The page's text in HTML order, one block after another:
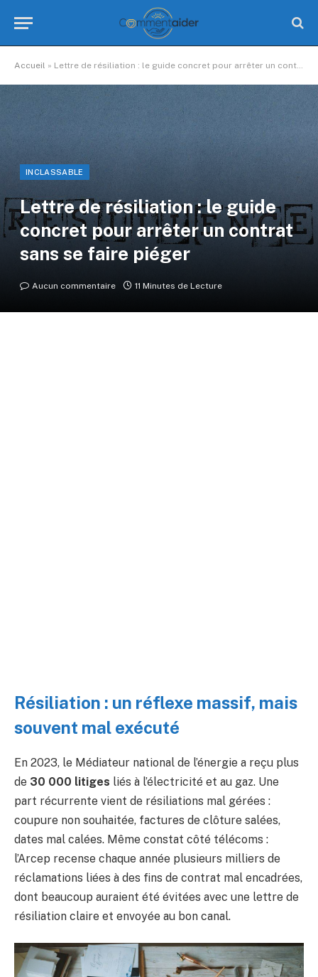
Accueil » Lettre de résiliation : le guide concret pour arrêter un contrat sans se faire piéger
INCLASSABLE
Lettre de résiliation : le guide
concret pour arrêter un contrat
sans se faire piéger
Aucun commentaire 11 Minutes de Lecture
Résiliation : un réflexe massif, mais
souvent mal exécuté
En 2023, le Médiateur national de l’énergie a reçu plus
de 30 000 litiges liés à l’électricité et au gaz. Une
part récurrente vient de résiliations mal gérées :
coupure non souhaitée, factures de clôture salées,
dates mal calées. Même constat côté télécoms :
l’Arcep recense chaque année plusieurs milliers de
réclamations liées à des fins de contrat mal encadrées,
dont beaucoup auraient été évitées avec une lettre de
résiliation claire et envoyée au bon canal.